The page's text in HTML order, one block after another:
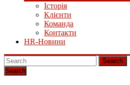
Історія
Клієнти
Команда
Контакти
HR-Новини
Search